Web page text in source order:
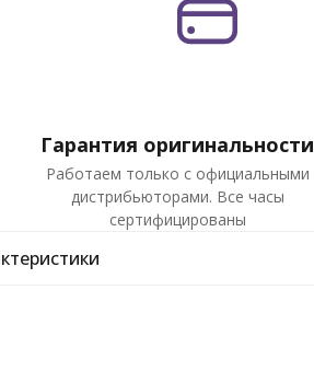
Гарантия оригинальности
Работаем только с официальными
дистрибьюторами. Все часы
сертифицированы